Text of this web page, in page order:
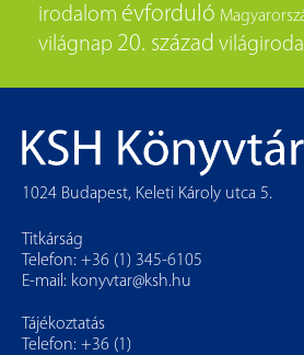
irodalom évforduló
világnap 20. század
1024 Budapest, Keleti Károly utca 5.
Titkárság
Telefon: +36 (1) 345-6105
E-mail: konyvtar@ksh.hu
Tájékoztatás
Telefon: +36 (1)